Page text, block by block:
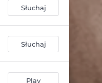
Słuchaj
Słuchaj
Play